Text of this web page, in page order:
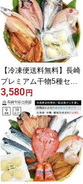
げるだけ お弁当 おかず
時短 惣菜 魚フライ 松浦
アジフライの聖地
【冷凍便送料無料】長崎
プレミアム干物5種セッ
ト KA30 あじ・かます・
レンコ鯛・あじ醤油味醂
干し・いかしゅうまい5
玉入り 海鮮ギフト 冷凍
贈答用
3,580円